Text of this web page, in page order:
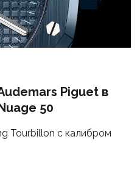
Piguet в
50
Tourbillon с калибром